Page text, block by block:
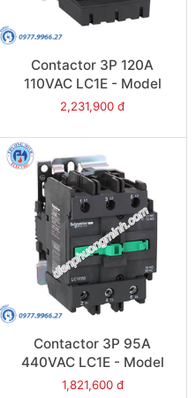
Contactor 3P 120A
110VAC LC1E - Model
LC1E120F6
2,231,900 đ
Contactor 3P 95A
440VAC LC1E - Model
LC1E95R6
1,821,600 đ